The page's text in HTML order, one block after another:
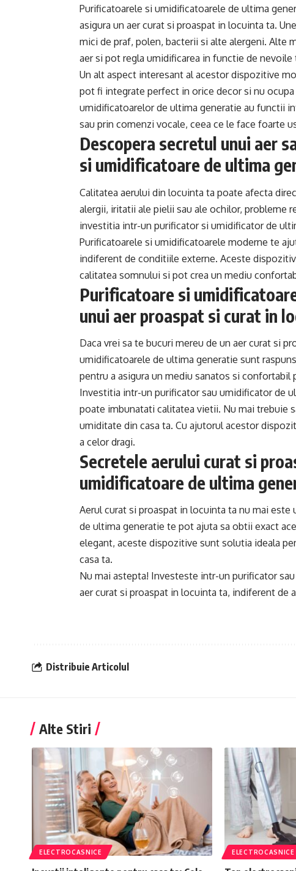
Purificatoarele si umidificatoarele de ultima
asigura un aer curat si proaspat in locuinta ta.
mici de praf, polen, bacterii si alte alergeni.
aer si pot regla umidificarea in functie de nevoile
Un alt aspect interesant al acestor dispozitive
pot fi integrate perfect in orice decor si nu
umidificatoarelor de ultima generatie au functii
sau prin comenzi vocale, ceea ce le face foarte
Descopera secretul unui aer
si umidificatoare de ultima
Calitatea aerului din locuinta ta poate afecta
alergii, iritatii ale pielii sau ale ochilor, probleme
investitia intr-un purificator si umidificator de
Purificatoarele si umidificatoarele moderne te
indiferent de conditiile externe. Aceste
calitatea somnului si pot crea un mediu
Purificatoare si
unui aer proaspat si curat in
Daca vrei sa te bucuri mereu de un aer curat si
umidificatoarele de ultima generatie sunt
pentru a asigura un mediu sanatos si confortabil
Investitia intr-un purificator sau umidificator de
poate imbunatati calitatea vietii. Nu mai trebuie
umiditate din casa ta. Cu ajutorul acestor
a celor dragi.
Secretele aerului curat si
umidificatoare de ultima
Aerul curat si proaspat in locuinta ta nu mai
de ultima generatie te pot ajuta sa obtii exact
elegant, aceste dispozitive sunt solutia ideala
casa ta.
Nu mai astepta! Investeste intr-un purificator
aer curat si proaspat in locuinta ta, indiferent de
Distribuie Articolul
Alte Stiri
ELECTROCASNICE ELECTROCASNICE